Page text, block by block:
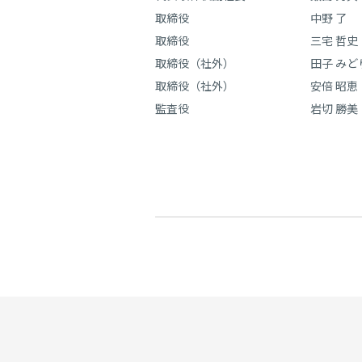
取締役
中野 了
取締役
三宅 哲史
取締役（社外）
田子 みど
取締役（社外）
安倍 昭恵
監査役
岩切 勝美